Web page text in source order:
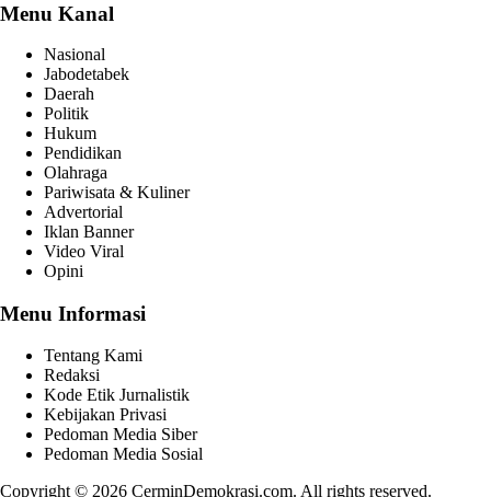
Menu Kanal
Nasional
Jabodetabek
Daerah
Politik
Hukum
Pendidikan
Olahraga
Pariwisata & Kuliner
Advertorial
Iklan Banner
Video Viral
Opini
Menu Informasi
Tentang Kami
Redaksi
Kode Etik Jurnalistik
Kebijakan Privasi
Pedoman Media Siber
Pedoman Media Sosial
Copyright © 2026 CerminDemokrasi.com. All rights reserved.